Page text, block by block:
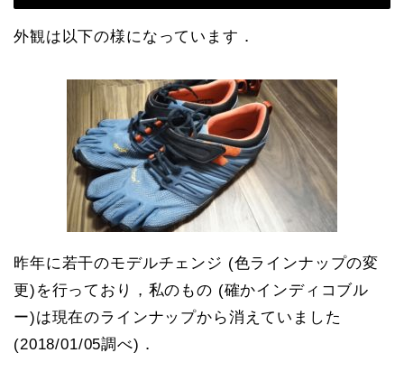
外観は以下の様になっています．
昨年に若干のモデルチェンジ (色ラインナップの変
更)を行っており，私のもの (確かインディコブル
ー)は現在のラインナップから消えていました
(2018/01/05調べ)．